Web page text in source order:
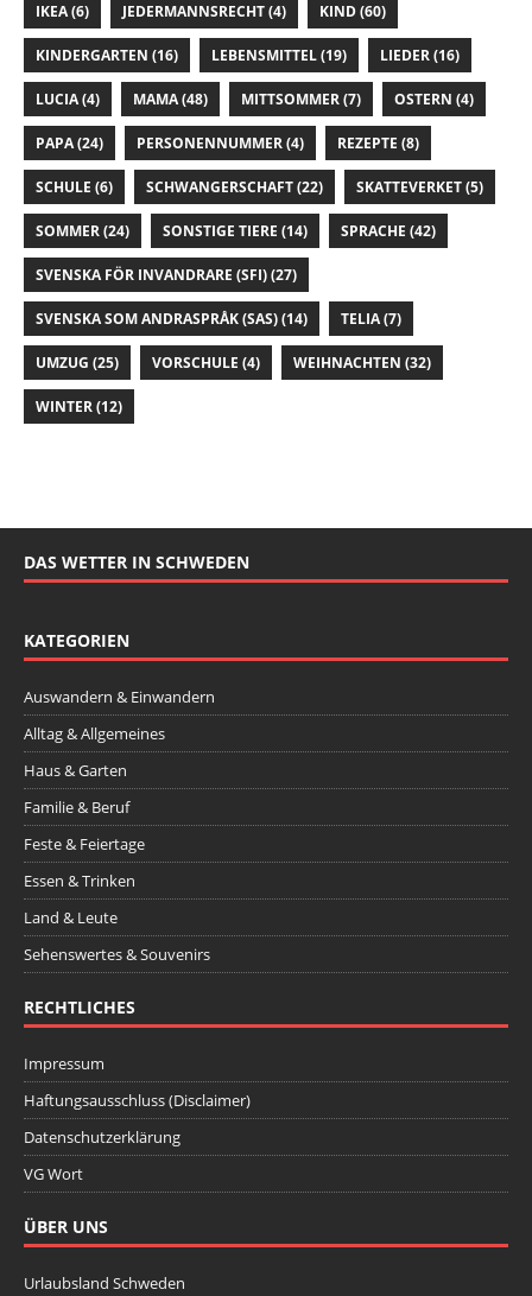
IKEA(6) JEDERMANNSRECHT(4) KIND(60)
KINDERGARTEN (16) LEBENSMITTEL(19) LIEDER(16)
LUCIA(4) MAMA(48) MITTSOMMER(7) OSTERN (4)
PAPA(24) PERSONENNUMMER(4) REZEPTE (8)
SCHULE (6) SCHWANGERSCHAFT(22) SKATTEVERKET(5)
SOMMER(24) SONSTIGE TIERE (14) SPRACHE (42)
SVENSKA FÖR INVANDRARE (SFI)(27)
SVENSKA SOM ANDRASPRÅK (SAS)(14) TELIA(7)
UMZUG (25) VORSCHULE (4) WEIHNACHTEN (32)
WINTER(12)
DAS WETTER IN SCHWEDEN
KATEGORIEN
Auswandern & Einwandern
Alltag & Allgemeines
Haus & Garten
Familie & Beruf
Feste & Feiertage
Essen & Trinken
Land & Leute
Sehenswertes & Souvenirs
RECHTLICHES
Impressum
Haftungsausschluss (Disclaimer)
Datenschutzerklärung
VG Wort
ÜBER UNS
Urlaubsland Schweden